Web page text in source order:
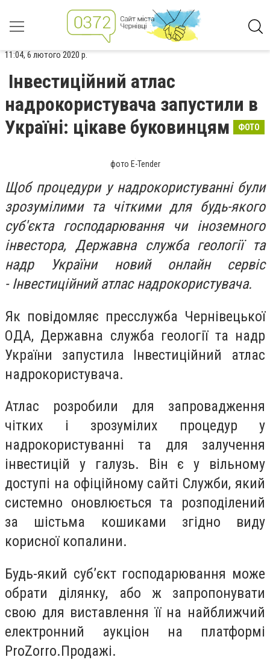
11:04, 6 лютого 2020 р.
Інвестиційний атлас
надрокористувача запустили в
Україні: цікаве буковинцям
ФОТО
фото E-Tender
Щоб процедури у надрокористуванні були
зрозумілими та чіткими для будь-якого
суб'єкта господарювання чи іноземного
інвестора, Державна служба геології та
надр України новий онлайн сервіс
- Інвестиційний атлас надрокористувача.
Як повідомляє пресслужба Чернівецької
ОДА, Державна служба геології та надр
України запустила Інвестиційний атлас
надрокористувача.
Атлас розробили для запровадження
чітких і зрозумілих процедур у
надрокористуванні та для залучення
інвестицій у галузь. Він є у вільному
доступі на офіційному сайті Служби, який
системно оновлюється та розподілений
за шістьма кошиками згідно виду
корисної копалини.
Будь-який суб’єкт господарювання може
обрати ділянку, або ж запропонувати
свою для виставлення її на найближчий
електронний аукціон на платформі
ProZorro.Продажі.